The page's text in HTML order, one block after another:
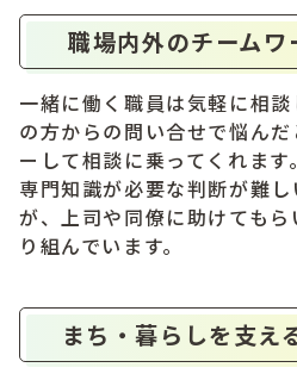
職場内外のチームワ
一緒に働く職員は気軽に相
の方からの問い合せで悩ん
ーして相談に乗ってくれます。
専門知識が必要な判断が難
が、上司や同僚に助けても
り組んでいます。
まち・暮らしを支え